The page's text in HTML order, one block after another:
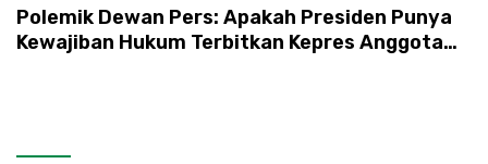
Polemik Dewan Pers: Apakah Presiden Punya
Kewajiban Hukum Terbitkan Kepres Anggota